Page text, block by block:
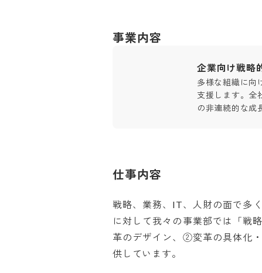
事業内容
企業向け戦略
多様な組織に向
支援します。全
の非連続的な成
仕事内容
戦略、業務、IT、人財の面で多
に対して我々の事業部では「戦
革のデザイン、②変革の具体化
供しています。